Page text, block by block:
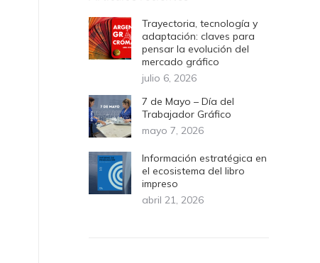
Trayectoria, tecnología y
adaptación: claves para
pensar la evolución del
mercado gráfico
julio 6, 2026
7 de Mayo – Día del
Trabajador Gráfico
mayo 7, 2026
Información estratégica en
el ecosistema del libro
impreso
abril 21, 2026